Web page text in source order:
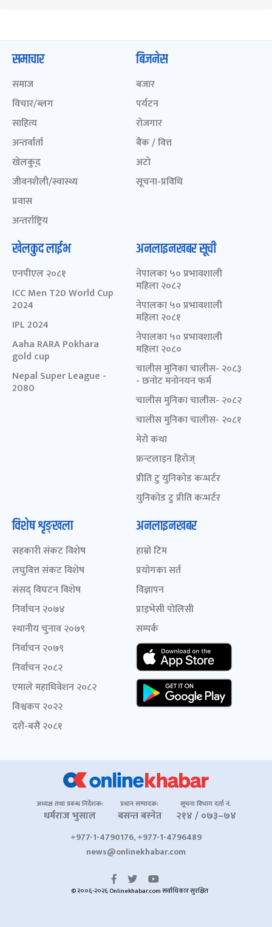
समाचार
समाज
विचार/ब्लग
साहित्य
अन्तर्वार्ता
खेलकुद़़
जीवनशैली/स्वास्थ्य
प्रवास
अन्तर्राष्ट्रिय
बिजनेस
बजार
पर्यटन
रोजगार
बैंक / वित्त
अटो
सूचना-प्रविधि
खेलकुद लाईभ
एनपीएल २०८१
ICC Men T20 World Cup
2024
IPL 2024
Aaha RARA Pokhara
gold cup
Nepal Super League -
2080
अनलाइनखबर सूची
नेपालका ५० प्रभावशाली
महिला २०८२
नेपालका ५० प्रभावशाली
महिला २०८१
नेपालका ५० प्रभावशाली
महिला २०८०
चालीस मुनिका चालीस- २०८३
- छनोट मनोनयन फर्म
चालीस मुनिका चालीस- २०८२
चालीस मुनिका चालीस- २०८१
मेरो कथा
फ्रन्टलाइन हिरोज्
प्रीति टु युनिकोड कन्भर्टर
युनिकोड टु प्रीति कन्भर्टर
विशेष शृङ्खला
सहकारी संकट विशेष
लघुवित्त संकट विशेष
संसद् विघटन विशेष
निर्वाचन २०७४
स्थानीय चुनाव २०७९
निर्वाचन २०७९
निर्वाचन २०८२
एमाले महाधिवेशन २०८२
विश्वकप २०२२
दशैं-बसैं २०८१
अनलाइनखबर
हाम्रो टिम
प्रयोगका सर्त
विज्ञापन
प्राइभेसी पोलिसी
सम्पर्क
अध्यक्ष तथा प्रबन्ध निर्देशक:
धर्मराज भुसाल
प्रधान सम्पादक:
बसन्त बस्नेत
सूचना विभाग दर्ता नं.
२१४ / ०७३–७४
+977-1-4790176, +977-1-4796489
news@onlinekhabar.com
© २००६-२०२६ Onlinekhabar.com सर्वाधिकार सुरक्षित